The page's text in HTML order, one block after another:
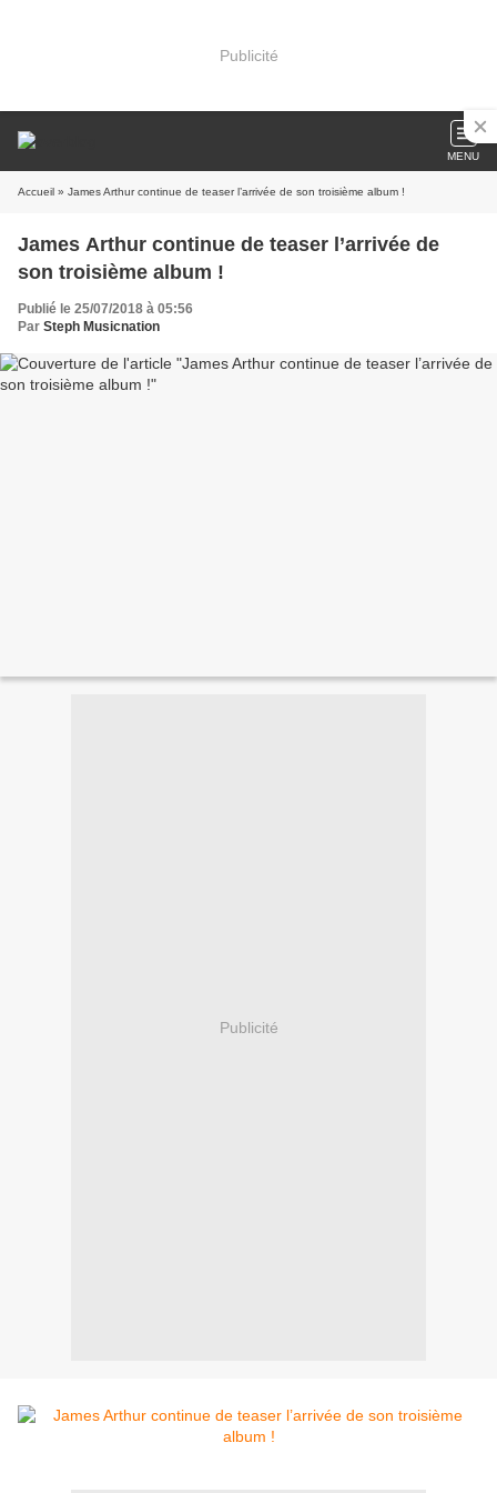
Publicité
MENU
Accueil » James Arthur continue de teaser l’arrivée de son troisième album !
James Arthur continue de teaser l’arrivée de
son troisième album !
Publié le 25/07/2018 à 05:56
Par Steph Musicnation
Publicité